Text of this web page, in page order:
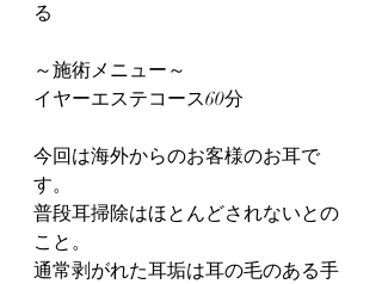
る
～施術メニュー～
イヤーエステコース60分
今回は海外からのお客様のお耳で
す。
普段耳掃除はほとんどされないとの
こと。
通常剥がれた耳垢は耳の毛のある手